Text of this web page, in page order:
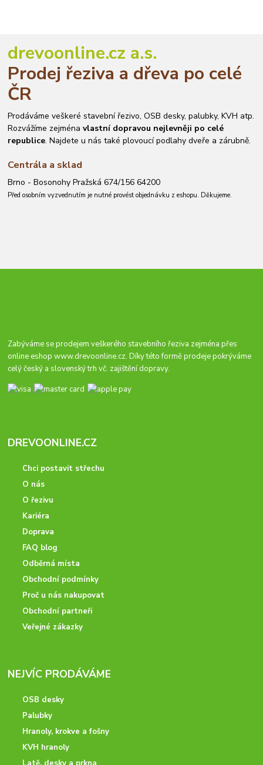
drevoonline.cz a.s.
Prodej řeziva a dřeva po celé
ČR
Prodáváme veškeré stavební řezivo, OSB desky, palubky, KVH atp.
Rozvážíme zejménavlastní dopravou nejlevněji po celé
republice. Najdete u nás také plovoucí podlahy dveře a zárubně.
Centrála a sklad
Brno - Bosonohy Pražská 674/156 64200
Před osobním vyzvednutím je nutné provést objednávku z eshopu. Děkujeme.
Zabýváme se prodejem veškerého stavebního řeziva zejména přes
online eshopwww.drevoonline.cz. Díky této formě prodeje pokrýváme
celý český a slovenský trh vč. zajištění dopravy.
DREVOONLINE.CZ
Chci postavit střechu
O nás
O řezivu
Kariéra
Doprava
FAQ blog
Odběrná místa
Obchodní podmínky
Proč u nás nakupovat
Obchodní partneři
Veřejné zákazky
NEJVÍC PRODÁVÁME
OSB desky
Palubky
Hranoly, krokve a fošny
KVH hranoly